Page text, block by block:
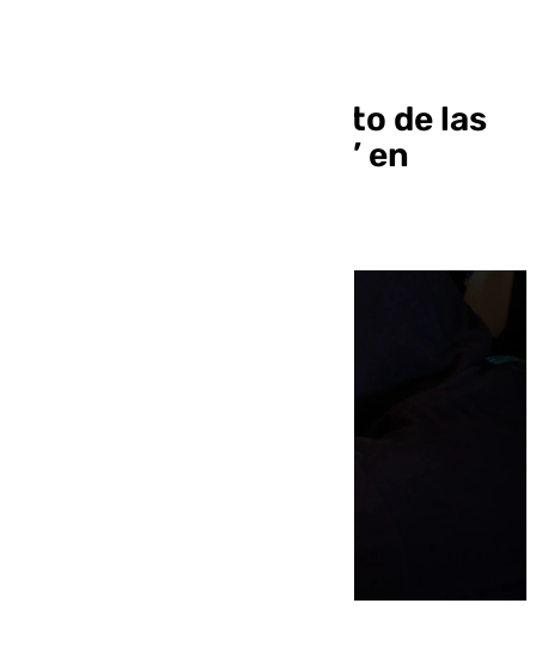
Alertan del incremento de las
estafas por ‘phishing’ en